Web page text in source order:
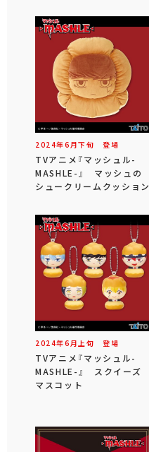
2024年6 月下旬 登場
TVアニメ『マッシュル-
MASHLE-』 マッシュの
シュークリームクッション
2024年6 月 上旬 登場
TVアニメ『マッシュル-
MASHLE-』 スクイーズ
マスコット